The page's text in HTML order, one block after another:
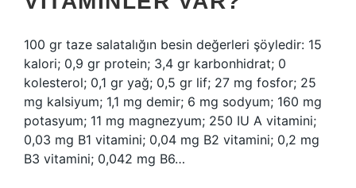
100 gr taze salatalığın besin değerleri şöyledir: 15
kalori; 0,9 gr protein; 3,4 gr karbonhidrat; 0
kolesterol; 0,1 gr yağ; 0,5 gr lif; 27 mg fosfor; 25
mg kalsiyum; 1,1 mg demir; 6 mg sodyum; 160 mg
potasyum; 11 mg magnezyum; 250 IU A vitamini;
0,03 mg B1 vitamini; 0,04 mg B2 vitamini; 0,2 mg
B3 vitamini; 0,042 mg B6…